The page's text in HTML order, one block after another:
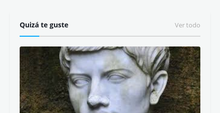
Quizá te guste Ver todo